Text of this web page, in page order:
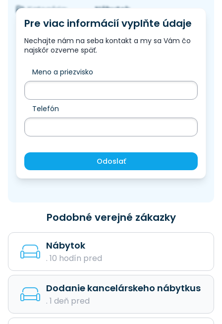
Kategória:
Nábytok
Pre viac informácií vyplňte údaje
Nechajte nám na seba kontakt a my sa Vám čo
najskôr ozveme späť.
Meno a priezvisko
Telefón
Odoslať
Podobné verejné zákazky
Nábytok
. 10 hodín pred
Dodanie kancelárskeho nábytkus
. 1 deň pred